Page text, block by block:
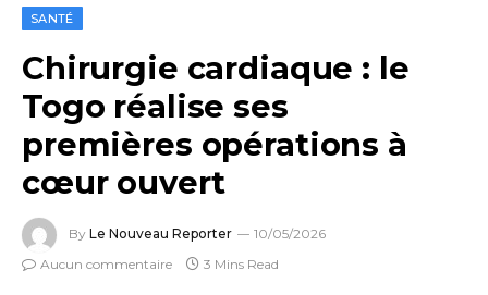
SANTÉ
Chirurgie cardiaque : le
Togo réalise ses
premières opérations à
cœur ouvert
By Le Nouveau Reporter
10/05/2026
Aucun commentaire
3 Mins Read